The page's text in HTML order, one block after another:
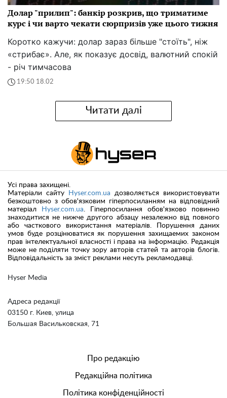
Долар "прилип": банкір розкрив, що триматиме
курс і чи варто чекати сюрпризів уже цього тижня
Коротко кажучи: долар зараз більше "стоїть", ніж
«стрибає». Але, як показує досвід, валютний спокій
- річ тимчасова
19:50 18.02
Читати далі
Hyser Media
Адреса редакції
03150 г. Киев, улица
Большая Васильковская, 71
Усі права захищені.
Матеріали сайту
Hyser.com.ua дозволяється використовувати
безкоштовно з обов'язковим гіперпосиланням на відповідний
матеріал
Hyser.com.ua . Гіперпосилання обов'язково повинно
знаходитися не нижче другого абзацу незалежно від повного
або часткового використання матеріалів. Порушення даних
умов буде розцінюватися як порушення захищаемих законом
прав інтелектуальної власності і права на інформацію. Редакція
може не поділяти точку зору авторів статей та авторів блогів.
Відповідальність за зміст реклами несуть рекламодавці.
Про редакцію
Редакційна політика
Політика конфіденційності